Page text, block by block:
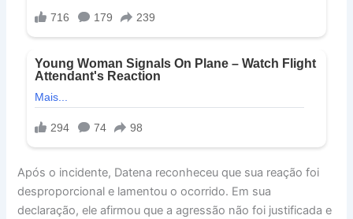
Após o incidente, Datena reconheceu que sua reação foi
desproporcional e lamentou o ocorrido. Em sua
declaração, ele afirmou que a agressão não foi justificada e